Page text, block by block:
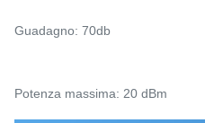
Guadagno: 70db
Potenza massima: 20 dBm